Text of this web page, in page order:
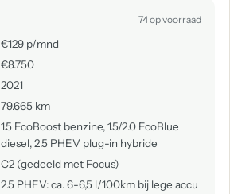
74 op voorraad
€129 p/mnd
€8.750
2021
79.665 km
1.5 EcoBoost benzine, 1.5/2.0 EcoBlue
diesel, 2.5 PHEV plug-in hybride
C2 (gedeeld met Focus)
2.5 PHEV: ca. 6-6,5 l/100km bij lege accu